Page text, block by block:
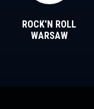
ROCK'N ROLL
WARSAW